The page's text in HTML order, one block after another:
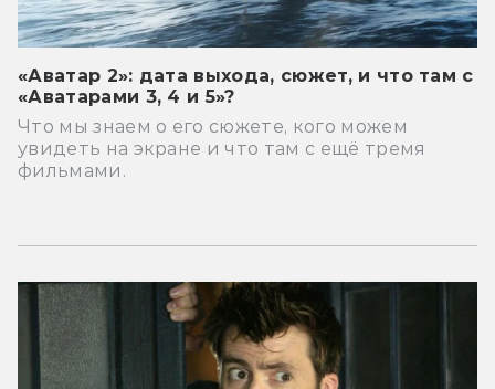
«Аватар 2»: дата выхода, сюжет, и что там с
«Аватарами 3, 4 и 5»?
Что мы знаем о его сюжете, кого можем
увидеть на экране и что там с ещё тремя
фильмами.